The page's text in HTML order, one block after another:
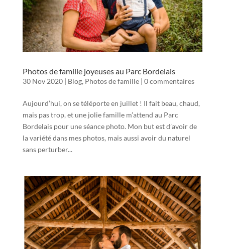
Photos de famille joyeuses au Parc Bordelais
30 Nov 2020| Blog, Photos de famille| 0 commentaires
Aujourd’hui, on se téléporte en juillet ! Il fait beau, chaud,
mais pas trop, et une jolie famille m’attend au Parc
Bordelais pour une séance photo. Mon but est d’avoir de
la variété dans mes photos, mais aussi avoir du naturel
sans perturber...